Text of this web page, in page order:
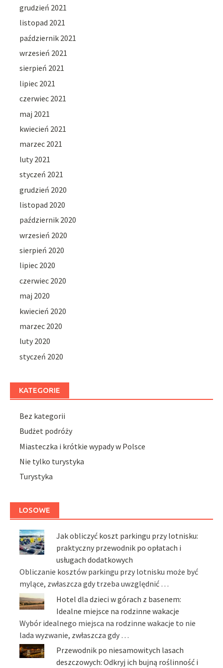
grudzień 2021
listopad 2021
październik 2021
wrzesień 2021
sierpień 2021
lipiec 2021
czerwiec 2021
maj 2021
kwiecień 2021
marzec 2021
luty 2021
styczeń 2021
grudzień 2020
listopad 2020
październik 2020
wrzesień 2020
sierpień 2020
lipiec 2020
czerwiec 2020
maj 2020
kwiecień 2020
marzec 2020
luty 2020
styczeń 2020
KATEGORIE
Bez kategorii
Budżet podróży
Miasteczka i krótkie wypady w Polsce
Nie tylko turystyka
Turystyka
LOSOWE
Jak obliczyć koszt parkingu przy lotnisku:
praktyczny przewodnik po opłatach i
usługach dodatkowych
Obliczanie kosztów parkingu przy lotnisku może być
mylące, zwłaszcza gdy trzeba uwzględnić …
Hotel dla dzieci w górach z basenem:
Idealne miejsce na rodzinne wakacje
Wybór idealnego miejsca na rodzinne wakacje to nie
lada wyzwanie, zwłaszcza gdy …
Przewodnik po niesamowitych lasach
deszczowych: Odkryj ich bujną roślinność i